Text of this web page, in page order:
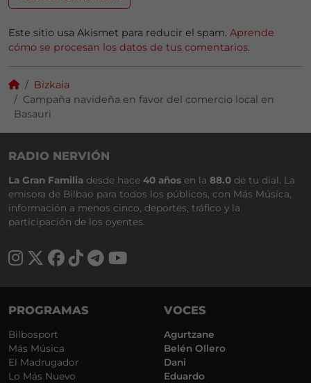
Este sitio usa Akismet para reducir el spam. Aprende
cómo se procesan los datos de tus comentarios.
Bizkaia
Campaña navideña en favor del comercio local en
Basauri
RADIO NERVIÓN
La Gran Familia desde hace 40 años en la 88.0 de tu dial. La
emisora de Bilbao para todos los públicos, con Más Música,
información a menos cinco, deportes, tráfico y la
participación de los oyentes.
PROGRAMAS
Bilbosport
Más Música
El Madrugador
Lo Más Nuevo
VOCES
Agurtzane
Belén Ollero
Dani
Eduardo